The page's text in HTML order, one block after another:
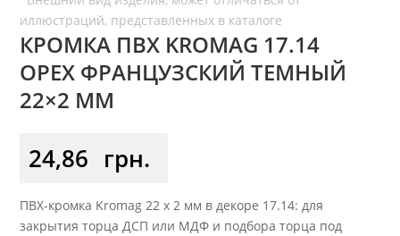
КРОМКА ПВХ KROMAG 17.14
ОРЕХ ФРАНЦУЗСКИЙ ТЕМНЫЙ
22×2 ММ
24,86 грн.
ПВХ-кромка Kromag 22 x 2 мм в декоре 17.14: для
закрытия торца ДСП или МДФ и подбора торца под